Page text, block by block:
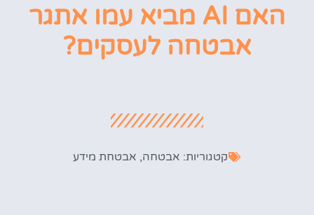
האם AI מביא עמו אתגר
אבטחה לעסקים?
קטגוריות: אבטחה, אבטחת מידע